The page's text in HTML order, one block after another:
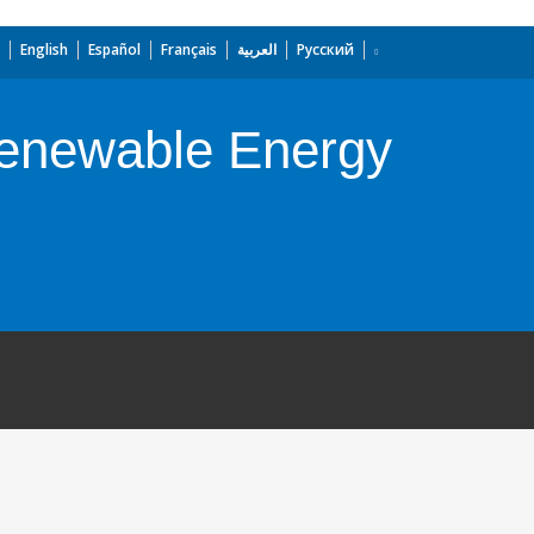
English Español Français العربية Русский
Energy